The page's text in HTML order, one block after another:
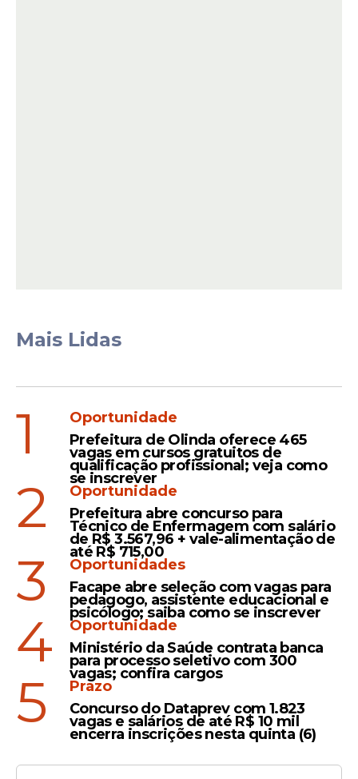
Mais Lidas
1
Oportunidade
Prefeitura de Olinda oferece 465
vagas em cursos gratuitos de
qualificação profissional; veja como
se inscrever
2
Oportunidade
Prefeitura abre concurso para
Técnico de Enfermagem com salário
de R$ 3.567,96 + vale-alimentação de
até R$ 715,00
3
Oportunidades
Facape abre seleção com vagas para
pedagogo, assistente educacional e
psicólogo; saiba como se inscrever
4
Oportunidade
Ministério da Saúde contrata banca
para processo seletivo com 300
vagas; confira cargos
5
Prazo
Concurso do Dataprev com 1.823
vagas e salários de até R$ 10 mil
encerra inscrições nesta quinta (6)